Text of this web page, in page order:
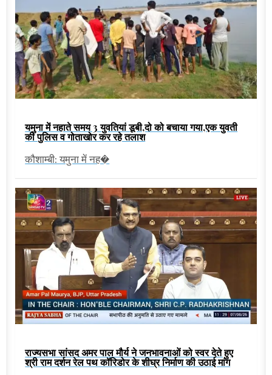
यमुना में नहाते समय 3 युवतियां डूबी,दो को बचाया गया,एक युवती
की पुलिस व गोताखोर कर रहे तलाश
कौशाम्बी: यमुना में नह�
राज्यसभा सांसद अमर पाल मौर्य ने जनभावनाओं को स्वर देते हुए
श्री राम दर्शन रेल पथ कॉरिडोर के शीघ्र निर्माण की उठाई मांग